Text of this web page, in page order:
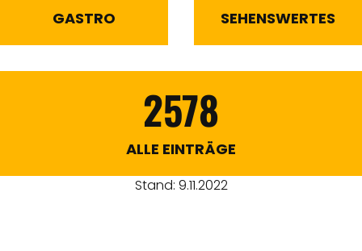
GASTRO SEHENSWERTES
2578
ALLE EINTRÄGE
Stand: 9.11.2022